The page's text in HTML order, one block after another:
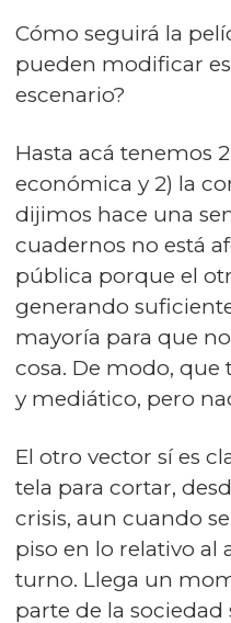
Cómo seguirá la
pueden modificar
escenario?
Hasta acá tenemos
económica y 2) la
dijimos hace una
cuadernos no está
pública porque el
generando
mayoría para que
cosa. De modo,
y mediático, pero
El otro vector sí es
tela para cortar,
crisis, aun cuando
piso en lo relativo al
turno. Llega un
parte de la sociedad